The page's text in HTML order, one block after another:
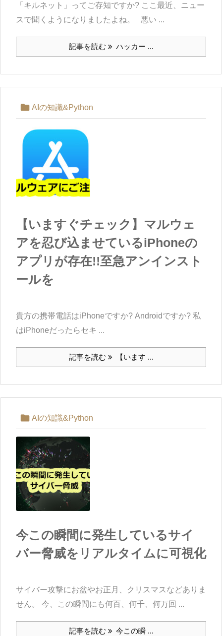
「キルネット」ってご存知ですか? ここ最近、ニュー
スで聞くようになりましたよね。 悪い ...
記事を読む ハッカー ...
 AIの知識&Python
【いますぐチェック】マルウェ
アを忍び込ませているiPhoneの
アプリが存在!!至急アンインスト
ールを
貴方の携帯電話はiPhoneですか? Androidですか? 私
はiPhoneだったらセキ ...
記事を読む 【います ...
 AIの知識&Python
今この瞬間に発生しているサイ
バー脅威をリアルタイムに可視化
サイバー攻撃にお盆やお正月、クリスマスなどありま
せん。 今、この瞬間にも何百、何千、何万回 ...
記事を読む 今この瞬 ...